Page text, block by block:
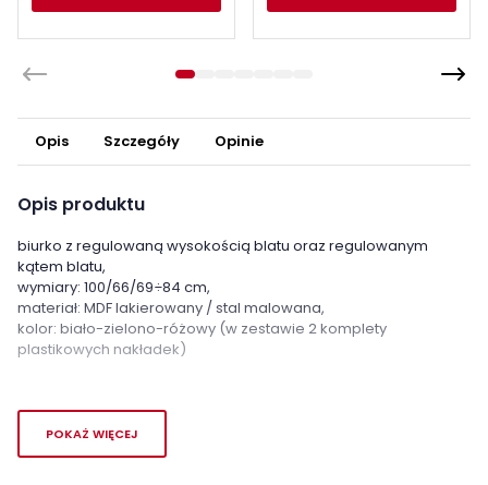
Opis Szczegóły Opinie
Opis produktu
biurko z regulowaną wysokością blatu oraz regulowanym
kątem blatu,
wymiary: 100/66/69÷84 cm,
materiał: MDF lakierowany / stal malowana,
kolor: biało-zielono-różowy (w zestawie 2 komplety
plastikowych nakładek)
Cechy charakterystyczne
POKAŻ WIĘCEJ